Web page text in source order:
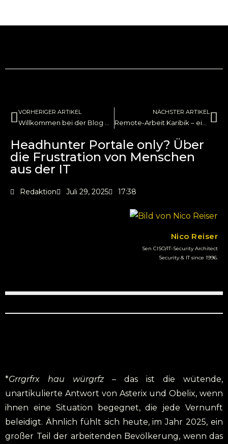
VORHERIGER ARTIKEL NÄCHSTER ARTIKEL
Remote-Arbeit Karibik – ein neues Kapitel für IT-Security-Professionals und ihre Arbeitgeber
Headhunter Portale only? Über
die Frustration von Menschen
aus der IT
Redaktion Juli 29, 2025 17:38
Nico Reiser
Sen CISO/IT-Security Architect
Security & IT since 1996.
*Grrgrfrx hau würgrfz– das ist die wütende,
unartikulierte Antwort von Asterix und Obelix, wenn
ihnen eine Situation begegnet, die jede Vernunft
beleidigt. Ähnlich fühlt sich heute, im Jahr 2025, ein
großer Teil der arbeitenden Bevölkerung, wenn das